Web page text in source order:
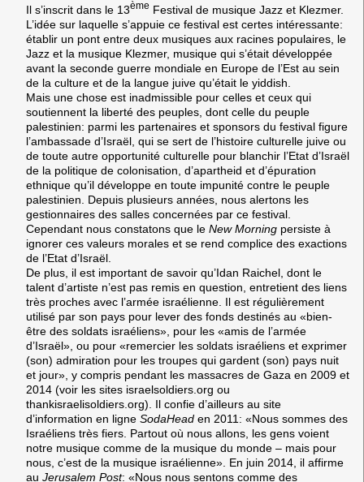
Il s’inscrit dans le 13ème Festival de musique Jazz et Klezmer.
L’idée sur laquelle s’appuie ce festival est certes intéressante:
établir un pont entre deux musiques aux racines populaires, le
Jazz et la musique Klezmer, musique qui s’était développée
avant la seconde guerre mondiale en Europe de l’Est au sein
de la culture et de la langue juive qu’était le yiddish.
Mais une chose est inadmissible pour celles et ceux qui
soutiennent la liberté des peuples, dont celle du peuple
palestinien: parmi les partenaires et sponsors du festival figure
l’ambassade d’Israël, qui se sert de l’histoire culturelle juive ou
de toute autre opportunité culturelle pour blanchir l’Etat d’Israël
de la politique de colonisation, d’apartheid et d’épuration
ethnique qu’il développe en toute impunité contre le peuple
palestinien. Depuis plusieurs années, nous alertons les
gestionnaires des salles concernées par ce festival.
Cependant nous constatons que le New Morning persiste à
ignorer ces valeurs morales et se rend complice des exactions
de l’Etat d’Israël.
De plus, il est important de savoir qu’Idan Raichel, dont le
talent d’artiste n’est pas remis en question, entretient des liens
très proches avec l’armée israélienne. Il est régulièrement
utilisé par son pays pour lever des fonds destinés au «bien-
être des soldats israéliens», pour les «amis de l’armée
d’Israël», ou pour «remercier les soldats israéliens et exprimer
(son) admiration pour les troupes qui gardent (son) pays nuit
et jour», y compris pendant les massacres de Gaza en 2009 et
2014 (voir les sites israelsoldiers.org ou
thankisraelisoldiers.org). Il confie d’ailleurs au site
d’information en ligne SodaHead en 2011: «Nous sommes des
Israéliens très fiers. Partout où nous allons, les gens voient
notre musique comme de la musique du monde – mais pour
nous, c’est de la musique israélienne». En juin 2014, il affirme
au Jerusalem Post: «Nous nous sentons comme des